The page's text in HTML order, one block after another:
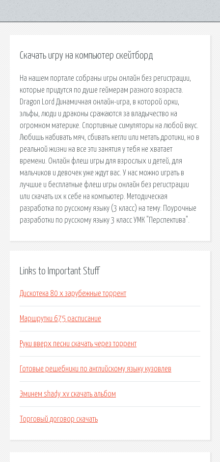
Скачать игру на компьютер скейтборд
На нашем портале собраны игры онлайн без регистрации,
которые придутся по душе геймерам разного возраста.
Dragon Lord Динамичная онлайн-игра, в которой орки,
эльфы, люди и драконы сражаются за владычество на
огромном материке. Спортивные симуляторы на любой вкус.
Любишь набивать мяч, сбивать кегли или метать дротики, но в
реальной жизни на все эти занятия у тебя не хватает
времени. Онлайн флеш игры для взрослых и детей, для
мальчиков и девочек уже ждут вас. У нас можно играть в
лучшие и бесплатные флеш игры онлайн без регистрации
или скачать их к себе на компьютер. Методическая
разработка по русскому языку (3 класс) на тему: Поурочные
разработки по русскому языку 3 класс УМК "Перспектива".
Links to Important Stuff
Дискотека 80 х зарубежные торрент
Маршрутки 675 расписание
Руки вверх песни скачать через торрент
Готовые решебники по английскому языку кузовлев
Эминем shady xv скачать альбом
Торговый договор скачать